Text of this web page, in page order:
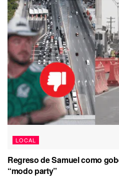
LOCAL
Regreso de Samuel como
“modo party”